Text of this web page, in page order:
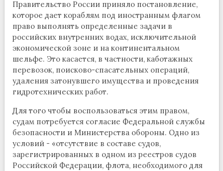
Правительство России приняло постановление,
которое дает кораблям под иностранным флагом
право выполнять определенные задачи в
российских внутренних водах, исключительной
экономической зоне и на континентальном
шельфе. Это касается, в частности, каботажных
перевозок, поисково-спасательных операций,
удаления затонувшего имущества и проведения
гидротехнических работ.
Для того чтобы воспользоваться этим правом,
судам потребуется согласие Федеральной службы
безопасности и Министерства обороны. Одно из
условий - «отсутствие в составе судов,
зарегистрированных в одном из реестров судов
Российской Федерации, флота, необходимого для